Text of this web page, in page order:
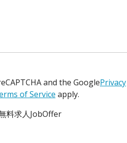
and the GooglePrivacy
of Service apply.
料求人JobOffer